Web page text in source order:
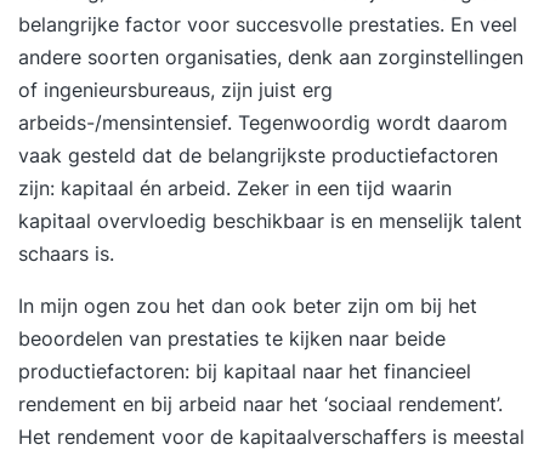
verdieping met financiële scenario’s Praktisch: 5
individuele gesprekken: 3 gesprekken over werk
en leven en 2 financiële inzichtgesprekken De
gesprekken duren 1 tot 1,5 uur Het traject duurt
gemiddeld 8 weken Gesprekken kunnen op
locatie of online plaatsvinden Vervolg: Na dit
traject is "Vol vertrouwen en financiële rust met
pensioen" de logische volgende fase, wanneer de
staat. In die fase kies je één passende vorm: in
een groep of 1-op-1.
belangrijke factor voor succesvolle prestaties. En veel
andere soorten organisaties, denk aan zorginstellingen
of ingenieursbureaus, zijn juist erg
arbeids-/mensintensief. Tegenwoordig wordt daarom
vaak gesteld dat de belangrijkste productiefactoren
zijn: kapitaal én arbeid. Zeker in een tijd waarin
kapitaal overvloedig beschikbaar is en menselijk talent
schaars is.
In mijn ogen zou het dan ook beter zijn om bij het
beoordelen van prestaties te kijken naar beide
productiefactoren: bij kapitaal naar het financieel
rendement en bij arbeid naar het ‘sociaal rendement’.
Het rendement voor de kapitaalverschaffers is meestal